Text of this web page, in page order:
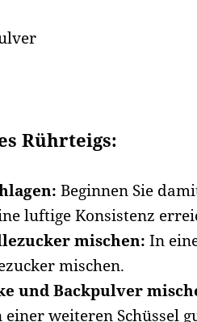
Rührteigs:
Beginnen Sie
luftige Konsistenz
mischen: In
mischen.
und Backpulver
weiteren Schüssel